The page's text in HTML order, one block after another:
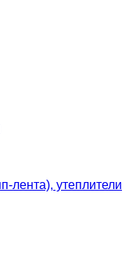
лента), утеплители